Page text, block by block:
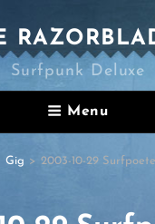
Surfpunk Deluxe
Menu
Gig > 2003-10-29